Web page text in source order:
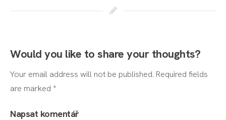
Would you like to share your thoughts?
Your email address will not be published. Required fields
are marked *
Napsat komentář